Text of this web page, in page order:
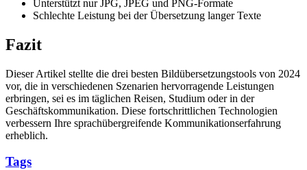
Unterstützt nur JPG, JPEG und PNG-Formate
Schlechte Leistung bei der Übersetzung langer Texte
Fazit
Dieser Artikel stellte die drei besten Bildübersetzungstools von 2024
vor, die in verschiedenen Szenarien hervorragende Leistungen
erbringen, sei es im täglichen Reisen, Studium oder in der
Geschäftskommunikation. Diese fortschrittlichen Technologien
verbessern Ihre sprachübergreifende Kommunikationserfahrung
erheblich.
Tags